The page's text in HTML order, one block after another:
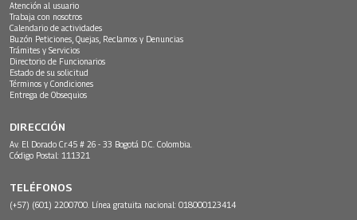
Atención al usuario
Trabaja con nosotros
Calendario de actividades
Buzón Peticiones, Quejas, Reclamos y Denuncias
Trámites y Servicios
Directorio de Funcionarios
Estado de su solicitud
Términos y Condiciones
Entrega de Obsequios
DIRECCIÓN
Av. El Dorado Cr.45 # 26 - 33 Bogotá D.C. Colombia.
Código Postal: 111321
TELÉFONOS
(+57) (601) 2200700. Línea gratuita nacional: 018000123414